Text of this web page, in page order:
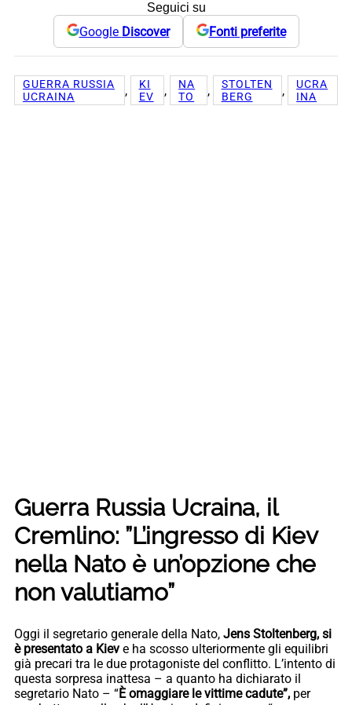
Seguici su
Google Discover Fonti preferite
GUERRA RUSSIA
UCRAINA
,
KI
EV
,
NA
TO
,
STOLTEN
BERG
,
UCRA
INA
Guerra Russia Ucraina, il
Cremlino: ”L’ingresso di Kiev
nella Nato è un’opzione che
non valutiamo”
Oggi il segretario generale della Nato, Jens Stoltenberg, si
è presentato a Kiev e ha scosso ulteriormente gli equilibri
già precari tra le due protagoniste del conflitto. L’intento di
questa sorpresa inattesa – a quanto ha dichiarato il
segretario Nato – “È omaggiare le vittime cadute”, per